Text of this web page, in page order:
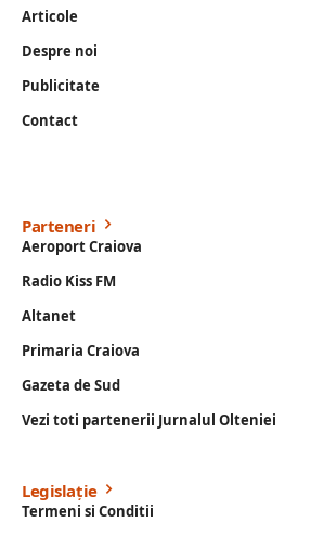
Articole
Despre noi
Publicitate
Contact
Parteneri
Aeroport Craiova
Radio Kiss FM
Altanet
Primaria Craiova
Gazeta de Sud
Vezi toti partenerii Jurnalul Olteniei
Legislație
Termeni si Conditii